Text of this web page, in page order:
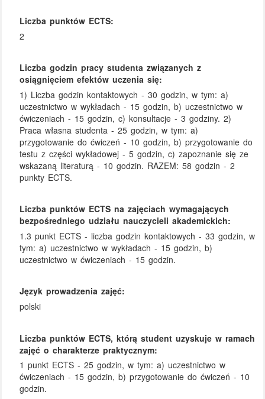
Liczba punktów ECTS:
2
Liczba godzin pracy studenta związanych z
osiągnięciem efektów uczenia się:
1) Liczba godzin kontaktowych - 30 godzin, w tym: a)
uczestnictwo w wykładach - 15 godzin, b) uczestnictwo w
ćwiczeniach - 15 godzin, c) konsultacje - 3 godziny. 2)
Praca własna studenta - 25 godzin, w tym: a)
przygotowanie do ćwiczeń - 10 godzin, b) przygotowanie do
testu z części wykładowej - 5 godzin, c) zapoznanie się ze
wskazaną literaturą - 10 godzin. RAZEM: 58 godzin - 2
punkty ECTS.
Liczba punktów ECTS na zajęciach wymagających
bezpośredniego udziału nauczycieli akademickich:
1.3 punkt ECTS - liczba godzin kontaktowych - 33 godzin, w
tym: a) uczestnictwo w wykładach - 15 godzin, b)
uczestnictwo w ćwiczeniach - 15 godzin.
Język prowadzenia zajęć:
polski
Liczba punktów ECTS, którą student uzyskuje w ramach
zajęć o charakterze praktycznym:
1 punkt ECTS - 25 godzin, w tym: a) uczestnictwo w
ćwiczeniach - 15 godzin, b) przygotowanie do ćwiczeń - 10
godzin.